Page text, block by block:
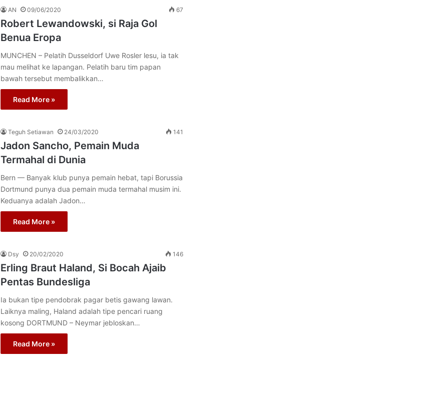
AN 09/06/2020 67
Robert Lewandowski, si Raja Gol
Benua Eropa
MUNCHEN – Pelatih Dusseldorf Uwe Rosler lesu, ia tak
mau melihat ke lapangan. Pelatih baru tim papan
bawah tersebut membalikkan…
Read More »
Teguh Setiawan 24/03/2020 141
Jadon Sancho, Pemain Muda
Termahal di Dunia
Bern — Banyak klub punya pemain hebat, tapi Borussia
Dortmund punya dua pemain muda termahal musim ini.
Keduanya adalah Jadon…
Read More »
Dsy 20/02/2020 146
Erling Braut Haland, Si Bocah Ajaib
Pentas Bundesliga
Ia bukan tipe pendobrak pagar betis gawang lawan.
Laiknya maling, Haland adalah tipe pencari ruang
kosong DORTMUND – Neymar jebloskan…
Read More »